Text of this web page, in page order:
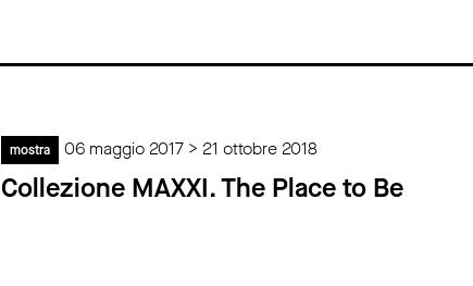
mostra 06 maggio 2017 > 21 ottobre 2018
Collezione MAXXI. The Place to Be